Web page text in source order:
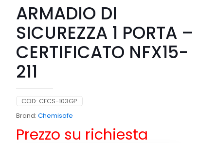
ARMADIO DI
SICUREZZA 1 PORTA –
CERTIFICATO NFX15-
211
COD: CFCS-103GP
Brand: Chemisafe
Prezzo su richiesta